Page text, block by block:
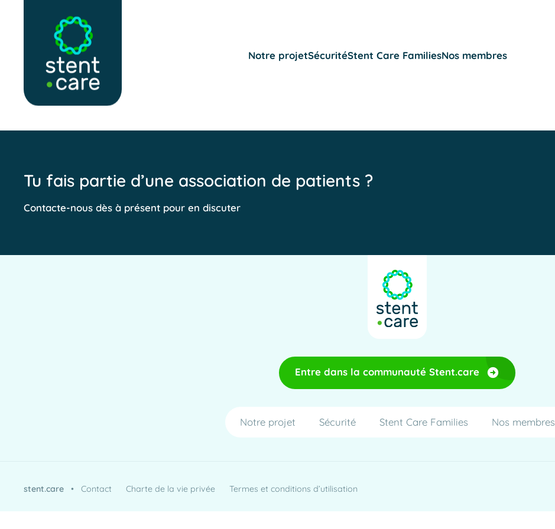
Notre projetSécuritéStent Care FamiliesNos membres
Tu fais partie d’une association de patients ?
Contacte-nous dès à présent pour en discuter
Entre dans la communauté Stent.care
Notre projet Sécurité Stent Care Families Nos membres
stent.care •Contact Charte de la vie privée Termes et conditions d’utilisation